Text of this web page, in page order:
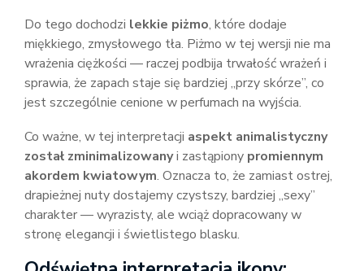
Do tego dochodzi lekkie piżmo, które dodaje
miękkiego, zmysłowego tła. Piżmo w tej wersji nie ma
wrażenia ciężkości — raczej podbija trwałość wrażeń i
sprawia, że zapach staje się bardziej „przy skórze”, co
jest szczególnie cenione w perfumach na wyjścia.
Co ważne, w tej interpretacji aspekt animalistyczny
został zminimalizowanyi zastąpiony promiennym
akordem kwiatowym. Oznacza to, że zamiast ostrej,
drapieżnej nuty dostajemy czystszy, bardziej „sexy”
charakter — wyrazisty, ale wciąż dopracowany w
stronę elegancji i świetlistego blasku.